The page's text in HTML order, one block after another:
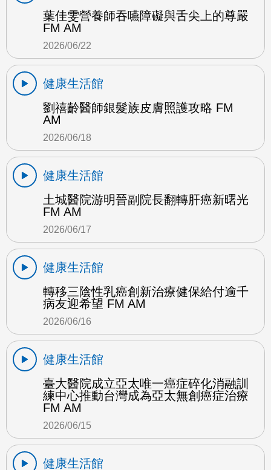
葉佳雯營養師吞嚥障礙與舌尖上的尊嚴
FM AM
2026/06/22
健康生活館
劉禧齡醫師銀髮族皮膚照護攻略 FM
AM
2026/06/18
健康生活館
土城醫院游明晉副院長翻轉肝癌新曙光
FM AM
2026/06/17
健康生活館
轉移三陰性乳癌創新治療健保給付逾千
病友迎希望 FM AM
2026/06/16
健康生活館
臺大醫院成立亞太唯一癌症碎化消融訓
練中心推動台灣成為亞太無創癌症治療
FM AM
2026/06/15
健康生活館